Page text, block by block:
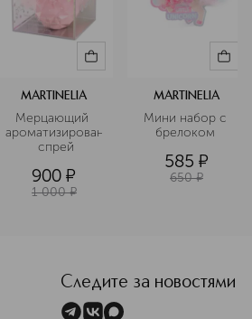
MARTINELIA
Мерцающий
ароматизированный
спрей
900 ¤
1 000 ¤
MARTINELIA
Мини набор с
585 ¤
650 ¤
Следите за новостями